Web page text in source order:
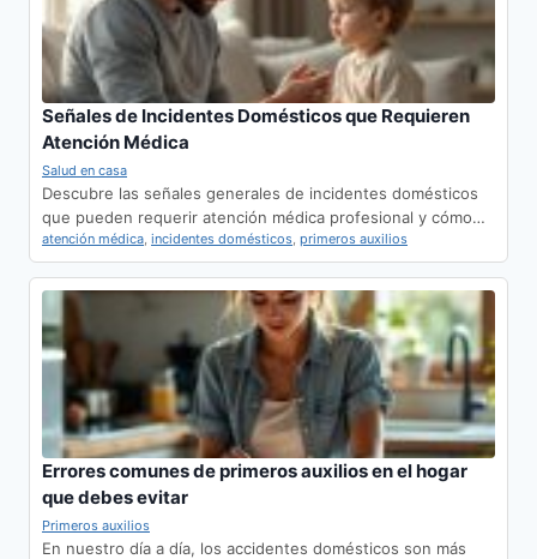
Señales de Incidentes Domésticos que Requieren
Atención Médica
Salud en casa
Descubre las señales generales de incidentes domésticos
que pueden requerir atención médica profesional y cómo…
atención médica, incidentes domésticos, primeros auxilios
Errores comunes de primeros auxilios en el hogar
que debes evitar
Primeros auxilios
En nuestro día a día, los accidentes domésticos son más